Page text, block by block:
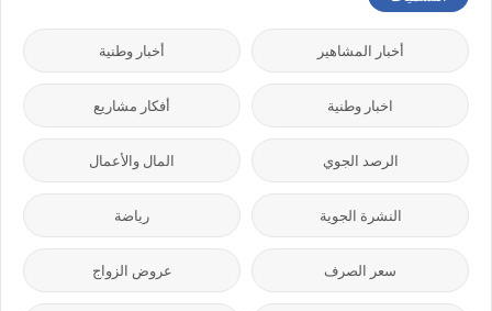
أخبار المشاهير أخبار وطنية
اخبار وطنية أفكار مشاريع
الرصد الجوي المال والأعمال
النشرة الجوية رياضة
سعر الصرف عروض الزواج